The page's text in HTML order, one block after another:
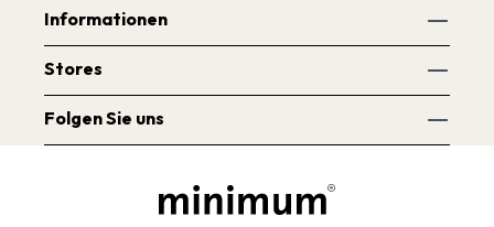
Informationen
Stores
Folgen Sie uns